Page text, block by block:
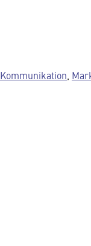
Kommunikation